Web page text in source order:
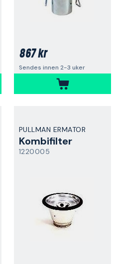
867 kr
Sendes innen 2-3 uker
PULLMAN ERMATOR
Kombifilter
1220005